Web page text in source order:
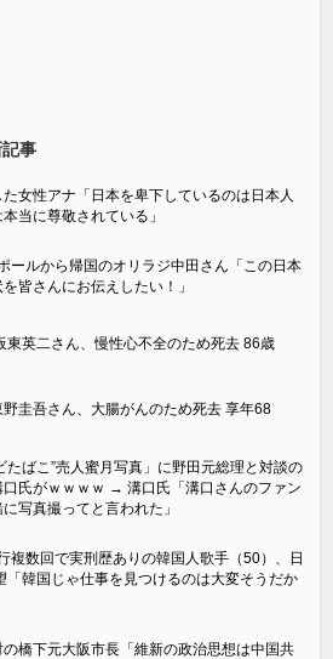
記事
女性アナ「日本を卑下しているのは日本人
当に尊敬されている」
ポールから帰国のオリラジ中田さん「この日本
皆さんにお伝えしたい！」
東英二さん、慢性心不全のため死去 86歳
野圭吾さん、大腸がんのため死去 享年68
たばこ”売人蜜月写真」に野田元総理と対談の
氏がｗｗｗｗ → 溝口氏「溝口さんのファン
写真撮ってと言われた」
複数回で実刑歴ありの韓国人歌手（50）、日
「韓国じゃ仕事を見つけるのは大変そうだか
橋下元大阪市長「維新の政治思想は中国共